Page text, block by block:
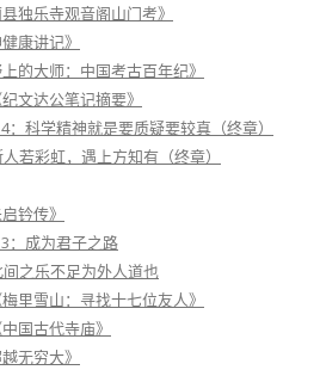
独乐寺观音阁山门考》
康讲记》
的大师：中国考古百年纪》
文达公笔记摘要》
：科学精神就是要质疑要较真（终章）
若彩虹，遇上方知有（终章）
钤传》
：成为君子之路
间之乐不足为外人道也
里雪山：寻找十七位友人》
国古代寺庙》
无穷大》